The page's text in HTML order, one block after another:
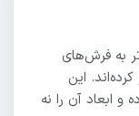
به فرش‌های
این
ابعاد آن را نه